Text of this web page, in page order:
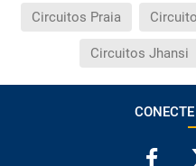
Circuitos Praia
Circuitos Jhansi